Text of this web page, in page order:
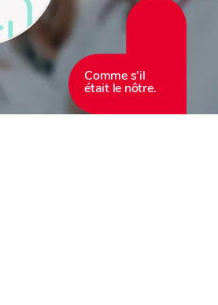
Comme s’il
était le nôtre.